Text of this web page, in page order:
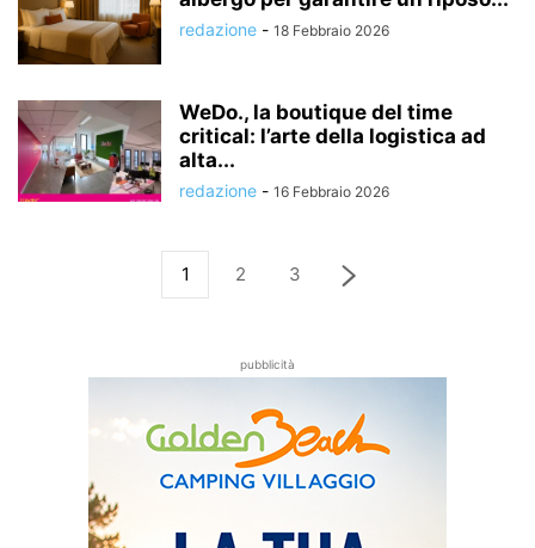
redazione - 18 Febbraio 2026
WeDo., la boutique del time
critical: l’arte della logistica ad
alta...
redazione - 16 Febbraio 2026
1 2 3
pubblicità